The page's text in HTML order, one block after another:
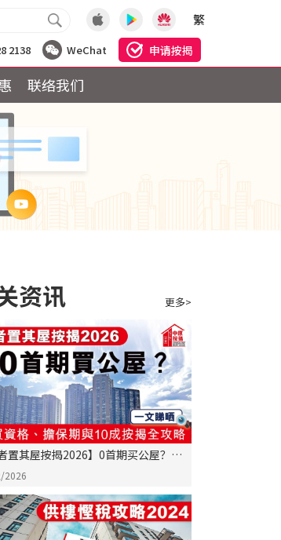
繁
2138 WeChat 申请按揭
联络我们
资讯 更多>
者置其屋按揭2026】0首期买公屋？购
、担保期与10成按揭全攻略
2026